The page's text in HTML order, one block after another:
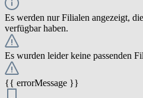
Es werden nur Filialen angezeigt,
verfügbar haben.
Es wurden leider keine passenden
{{ errorMessage }}